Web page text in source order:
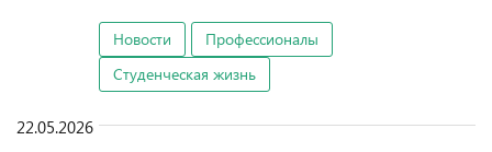
Новости
Профессионалы
Студенческая жизнь
22.05.2026